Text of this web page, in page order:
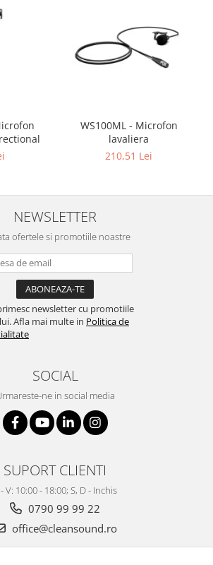
WS100ML - Microfon
lavaliera
210,51 Lei
NEWSLETTER
ofertele si promotiile noastre
newsletter cu promotiile
Afla mai multe in Politica de
SOCIAL
ne in social media
SUPORT CLIENTI
V: 10:00 - 18:00; S, D - Inchis
0790 99 99 22
office@cleansound.ro